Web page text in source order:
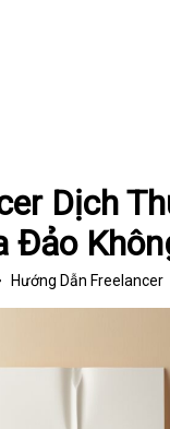
Dịch
Đảo
Hướng Dẫn Freelancer